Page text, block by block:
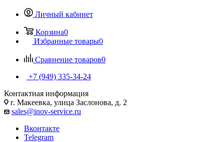
Личный кабинет
Корзина0
Избранные товары0
Сравнение товаров0
+7 (949) 335-34-24
Контактная информация
г. Макеевка, улица Заслонова, д. 2
sales@inov-service.ru
Вконтакте
Telegram